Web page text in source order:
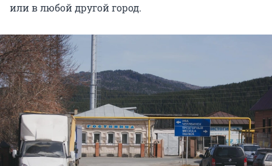
или в любой другой город.